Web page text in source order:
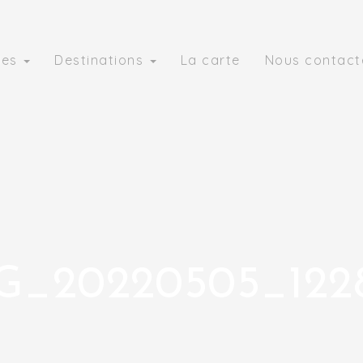
Destinations La carte Nous